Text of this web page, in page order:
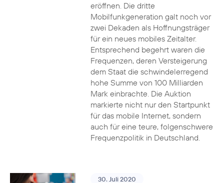
eröffnen. Die dritte
Mobilfunkgeneration galt noch vor
zwei Dekaden als Hoffnungsträger
für ein neues mobiles Zeitalter.
Entsprechend begehrt waren die
Frequenzen, deren Versteigerung
dem Staat die schwindelerregend
hohe Summe von 100 Milliarden
Mark einbrachte. Die Auktion
markierte nicht nur den Startpunkt
für das mobile Internet, sondern
auch für eine teure, folgenschwere
Frequenzpolitik in Deutschland.
30. Juli 2020